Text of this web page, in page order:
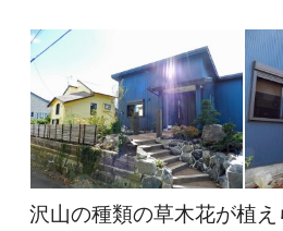
沢山の種類の草木花が植